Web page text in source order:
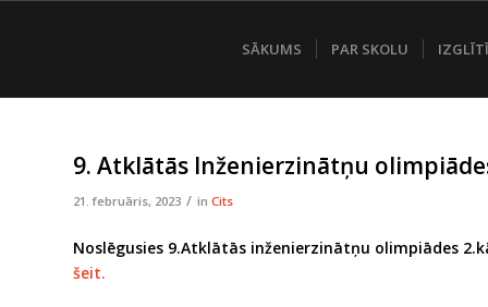
SĀKUMS PAR SKOLU
9. Atklātās Inženierzinātņu
21. februāris, 2023 / in Cits
Noslēgusies 9.Atklātās inženierzinātņu olimpiādes
šeit.